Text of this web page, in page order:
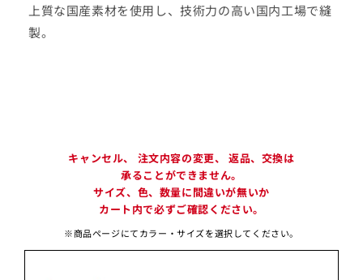
上質な国産素材を使用し、技術力の高い国内工場で縫
製。
キャンセル、 注文内容の変更、 返品、交換は
承ることができません。
サイズ、色、数量に間違いが無いか
カート内で必ずご確認ください。
※商品ページにてカラー・サイズを選択してください。